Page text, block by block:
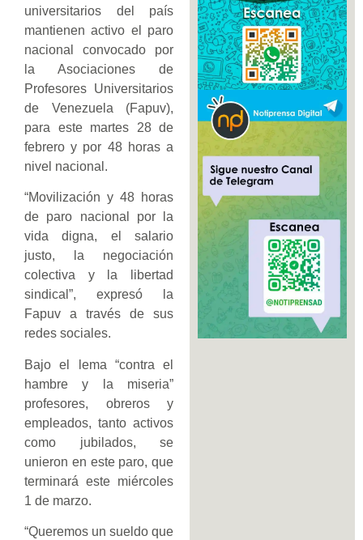
universitarios del país
mantienen activo el paro
nacional convocado por
la Asociaciones de
Profesores Universitarios
de Venezuela (Fapuv),
para este martes 28 de
febrero y por 48 horas a
nivel nacional.
“Movilización y 48 horas
de paro nacional por la
vida digna, el salario
justo, la negociación
colectiva y la libertad
sindical”, expresó la
Fapuv a través de sus
redes sociales.
Bajo el lema “contra el
hambre y la miseria”
profesores, obreros y
empleados, tanto activos
como jubilados, se
unieron en este paro, que
terminará este miércoles
1 de marzo.
“Queremos un sueldo que